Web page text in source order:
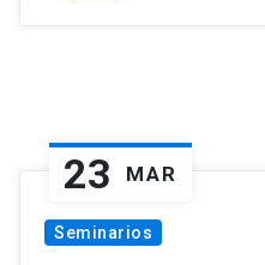
23 MAR
Seminarios